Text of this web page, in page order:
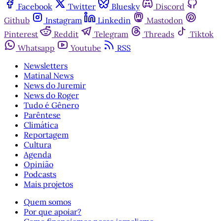
Facebook Twitter Bluesky
Discord
Github
Instagram Linkedin
Mastodon
Pinterest
Reddit Telegram Threads
Tiktok
Whatsapp
Youtube
RSS
Newsletters
Matinal News
News do Juremir
News do Roger
Tudo é Gênero
Parêntese
Climática
Reportagem
Cultura
Agenda
Opinião
Podcasts
Mais projetos
Quem somos
Por que apoiar?